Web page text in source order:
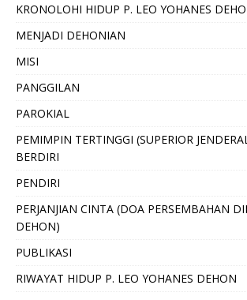
KRONOLOHI HIDUP P. LEO YOHANES
MENJADI DEHONIAN
MISI
PANGGILAN
PAROKIAL
PEMIMPIN TERTINGGI (SUPERIOR
BERDIRI
PENDIRI
PERJANJIAN CINTA (DOA PERSEMBAHAN
DEHON)
PUBLIKASI
RIWAYAT HIDUP P. LEO YOHANES DEHON